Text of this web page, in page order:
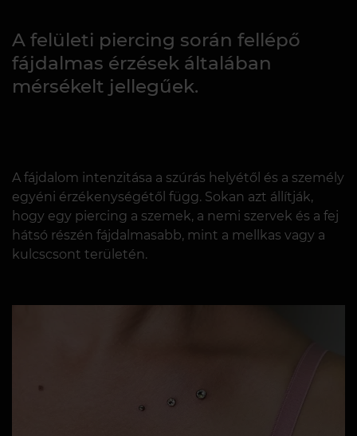
A felületi piercing során fellépő
fájdalmas érzések általában
mérsékelt jellegűek.
A fájdalom intenzitása a szúrás helyétől és a személy
egyéni érzékenységétől függ. Sokan azt állítják,
hogy egy piercing a szemek, a nemi szervek és a fej
hátsó részén fájdalmasabb, mint a mellkas vagy a
kulcscsont területén.